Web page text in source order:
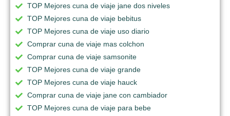
TOP Mejores cuna de viaje jane dos niveles
TOP Mejores cuna de viaje bebitus
TOP Mejores cuna de viaje uso diario
Comprar cuna de viaje mas colchon
Comprar cuna de viaje samsonite
TOP Mejores cuna de viaje grande
TOP Mejores cuna de viaje hauck
Comprar cuna de viaje jane con cambiador
TOP Mejores cuna de viaje para bebe